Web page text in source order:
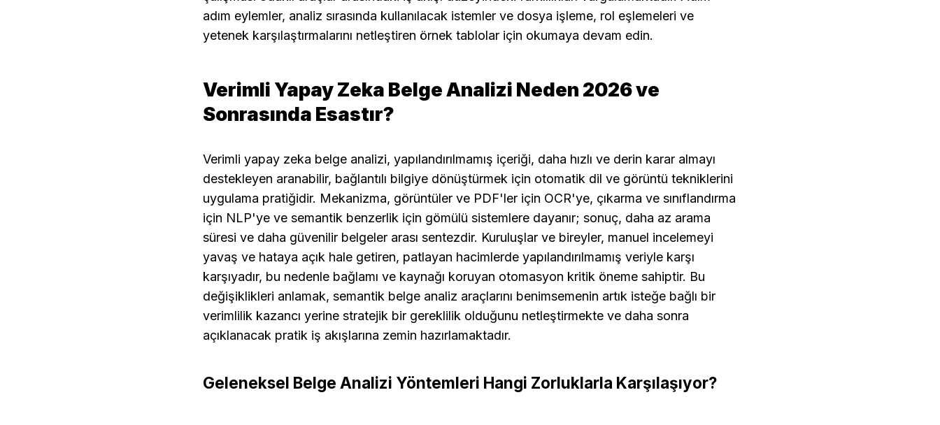
adım eylemler, analiz sırasında kullanılacak istemler ve dosya işleme, rol eşlemeleri ve
yetenek karşılaştırmalarını netleştiren örnek tablolar için okumaya devam edin.
Verimli Yapay Zeka Belge Analizi Neden 2026 ve
Sonrasında Esastır?
Verimli yapay zeka belge analizi, yapılandırılmamış içeriği, daha hızlı ve derin karar almayı
destekleyen aranabilir, bağlantılı bilgiye dönüştürmek için otomatik dil ve görüntü tekniklerini
uygulama pratiğidir. Mekanizma, görüntüler ve PDF'ler için OCR'ye, çıkarma ve sınıflandırma
için NLP'ye ve semantik benzerlik için gömülü sistemlere dayanır; sonuç, daha az arama
süresi ve daha güvenilir belgeler arası sentezdir. Kuruluşlar ve bireyler, manuel incelemeyi
yavaş ve hataya açık hale getiren, patlayan hacimlerde yapılandırılmamış veriyle karşı
karşıyadır, bu nedenle bağlamı ve kaynağı koruyan otomasyon kritik öneme sahiptir. Bu
değişiklikleri anlamak, semantik belge analiz araçlarını benimsemenin artık isteğe bağlı bir
verimlilik kazancı yerine stratejik bir gereklilik olduğunu netleştirmekte ve daha sonra
açıklanacak pratik iş akışlarına zemin hazırlamaktadır.
Geleneksel Belge Analizi Yöntemleri Hangi Zorluklarla Karşılaşıyor?